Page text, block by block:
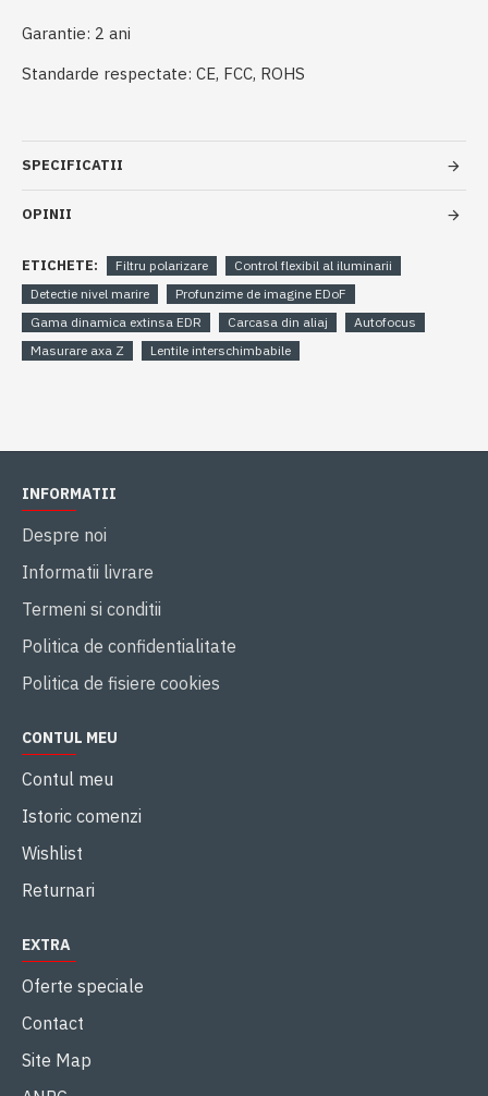
Garantie: 2 ani
Standarde respectate: CE, FCC, ROHS
SPECIFICATII
OPINII
ETICHETE: Filtru polarizare
Control flexibil al iluminarii
Detectie nivel marire
Profunzime de imagine EDoF
Gama dinamica extinsa EDR
Carcasa din aliaj
Autofocus
Masurare axa Z
Lentile interschimbabile
INFORMATII
Despre noi
Informatii livrare
Termeni si conditii
Politica de confidentialitate
Politica de fisiere cookies
CONTUL MEU
Contul meu
Istoric comenzi
Wishlist
Returnari
EXTRA
Oferte speciale
Contact
Site Map